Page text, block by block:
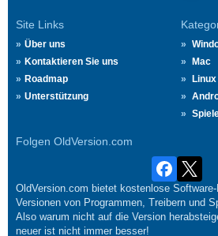
Site Links
Über uns
Kontaktieren Sie uns
Roadmap
Unterstützung
Mac
Linux
Folgen OldVersion.com
OldVersion.com bietet kostenlose
Versionen von Programmen, Treibern und
Also warum nicht auf die Version
neuer ist nicht immer besser!